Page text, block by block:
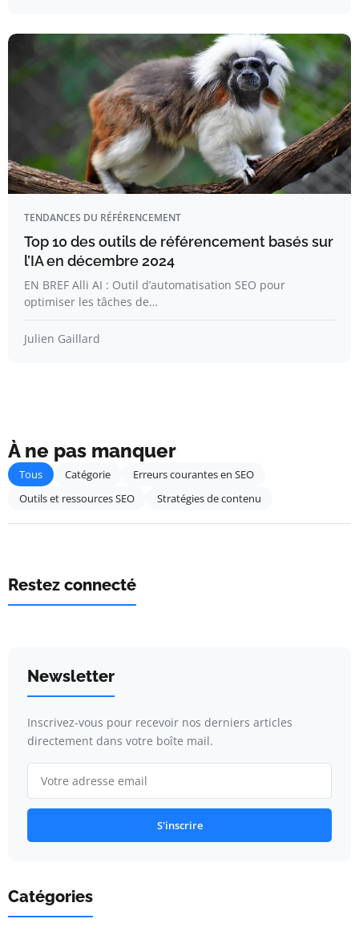
TENDANCES DU RÉFÉRENCEMENT
Top 10 des outils de référencement basés sur
l’IA en décembre 2024
EN BREF Alli AI : Outil d’automatisation SEO pour
optimiser les tâches de…
Julien Gaillard
À ne pas manquer
Tous Catégorie
Erreurs courantes en SEO
Outils et ressources SEO
Stratégies de contenu
Restez connecté
Newsletter
Inscrivez-vous pour recevoir nos derniers articles
directement dans votre boîte mail.
S'inscrire
Catégories